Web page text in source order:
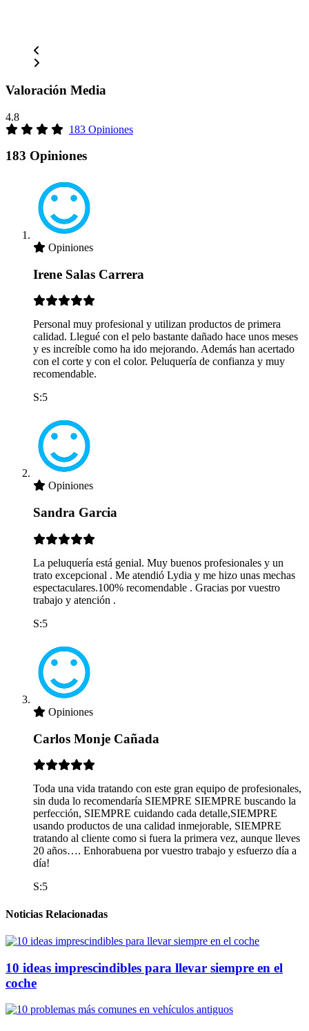
Valoración Media
4.8
183 Opiniones
183 Opiniones
Opiniones
Irene Salas Carrera
Personal muy profesional y utilizan productos de primera
calidad. Llegué con el pelo bastante dañado hace unos meses
y es increíble como ha ido mejorando. Además han acertado
con el corte y con el color. Peluquería de confianza y muy
recomendable.
S:5
Opiniones
Sandra Garcia
La peluquería está genial. Muy buenos profesionales y un
trato excepcional . Me atendió Lydia y me hizo unas mechas
espectaculares.100% recomendable . Gracias por vuestro
trabajo y atención .
S:5
Opiniones
Carlos Monje Cañada
Toda una vida tratando con este gran equipo de profesionales,
sin duda lo recomendaría SIEMPRE SIEMPRE buscando la
perfección, SIEMPRE cuidando cada detalle,SIEMPRE
usando productos de una calidad inmejorable, SIEMPRE
tratando al cliente como si fuera la primera vez, aunque lleves
20 años…. Enhorabuena por vuestro trabajo y esfuerzo día a
día!
S:5
Noticias Relacionadas
10 ideas imprescindibles para llevar siempre en el
coche